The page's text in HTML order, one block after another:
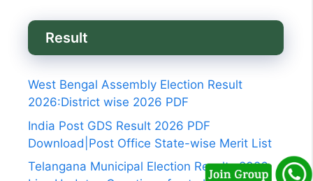
Result
West Bengal Assembly Election Result
2026:District wise 2026 PDF
India Post GDS Result 2026 PDF
Download|Post Office State-wise Merit List
Telangana Municipal Election Results 2026